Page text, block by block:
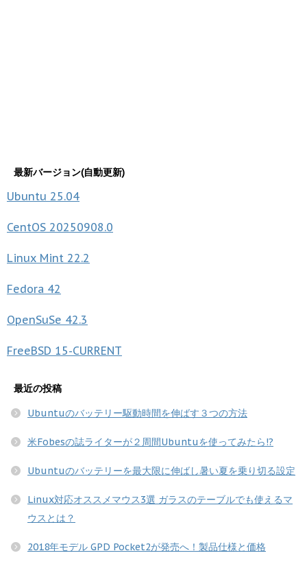
最新バージョン(自動更新)
Ubuntu 25.04
CentOS 20250908.0
Linux Mint 22.2
Fedora 42
OpenSuSe 42.3
FreeBSD 15-CURRENT
最近の投稿
Ubuntuのバッテリー駆動時間を伸ばす３つの方法
米Fobesの誌ライターが２周間Ubuntuを使ってみたら!?
Ubuntuのバッテリーを最大限に伸ばし暑い夏を乗り切る設定
Linux対応オススメマウス3選 ガラスのテーブルでも使えるマ
ウスとは？
2018年モデル GPD Pocket2が発売へ！製品仕様と価格